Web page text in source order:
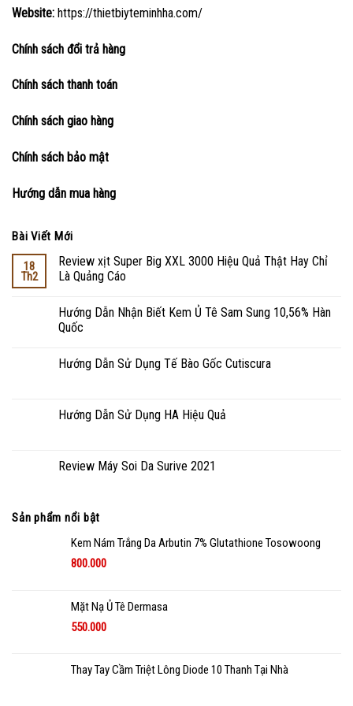
Website: https://thietbiyteminhha.com/
Chính sách đổi trả hàng
Chính sách thanh toán
Chính sách giao hàng
Chính sách bảo mật
Hướng dẫn mua hàng
Bài Viết Mới
18
Th2
Review xịt Super Big XXL 3000 Hiệu Quả Thật Hay Chỉ
Là Quảng Cáo
Hướng Dẫn Nhận Biết Kem Ủ Tê Sam Sung 10,56% Hàn
Quốc
Hướng Dẫn Sử Dụng Tế Bào Gốc Cutiscura
Hướng Dẫn Sử Dụng HA Hiệu Quả
Review Máy Soi Da Surive 2021
Sản phẩm nổi bật
Kem Nám Trắng Da Arbutin 7% Glutathione Tosowoong
800.000
Mặt Nạ Ủ Tê Dermasa
550.000
Thay Tay Cầm Triệt Lông Diode 10 Thanh Tại Nhà